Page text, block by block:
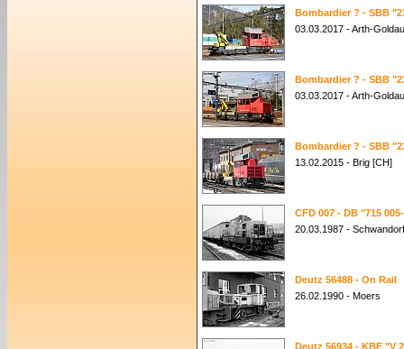
Bombardier ? - SBB
03.03.2017 - Arth-
Bombardier ? - SBB
03.03.2017 - Arth-
Bombardier ? - SBB
13.02.2015 - Brig [CH]
CFD 007 - DB "715
20.03.1987 - Schwandorf
Deutz 56488 - On Rail
26.02.1990 - Moers
Deutz 56934 - KBE "V